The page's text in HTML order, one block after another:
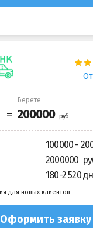
Берете
100000 -
2000000
180-2 520
для новых клиентов
Оформить заявку